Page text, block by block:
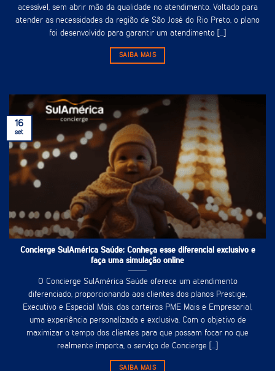
acessível, sem abrir mão da qualidade no atendimento. Voltado para
atender as necessidades da região de São José do Rio Preto, o plano
foi desenvolvido para garantir um atendimento [...]
SAIBA MAIS
Concierge SulAmérica Saúde: Conheça esse diferencial exclusivo e
faça uma simulação online
O Concierge SulAmérica Saúde oferece um atendimento
diferenciado, proporcionando aos clientes dos planos Prestige,
Executivo e Especial Mais, das carteiras PME Mais e Empresarial,
uma experiência personalizada e exclusiva. Com o objetivo de
maximizar o tempo dos clientes para que possam focar no que
realmente importa, o serviço de Concierge [...]
SAIBA MAIS
16
set